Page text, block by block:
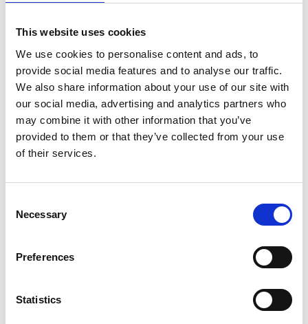
This website uses cookies
We use cookies to personalise content and ads, to
provide social media features and to analyse our traffic.
We also share information about your use of our site with
our social media, advertising and analytics partners who
may combine it with other information that you’ve
provided to them or that they’ve collected from your use
of their services.
Selection
Necessary
Preferences
Statistics
Vänersborgs turistcenter
Adress:
Kungsgatan 9
Telefonnummer:
0521-135 09
Epost:
info@visittv.se
Vill du komma i kontakt med oss på Visit Trollhättan